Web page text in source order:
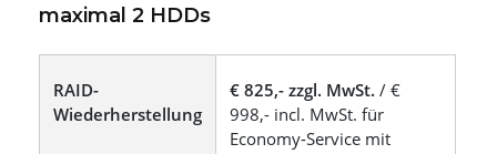
maximal 2 HDDs
RAID-
Wiederherstellung
€ 825,- zzgl. MwSt. / €
998,- incl. MwSt. für
Economy-Service mit